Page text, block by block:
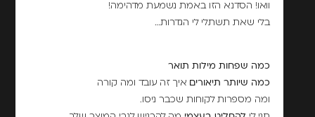
וואו! הסדנא הזו באמת נשמעת מדהימה!
בלי שאת תשתלי לי הגדרות…
כמה שפחות מילות תואר
כמה שיותר תיאורים איך זה עובד ומה קורה
ומה מספרות לקוחות שכבר ניסו.